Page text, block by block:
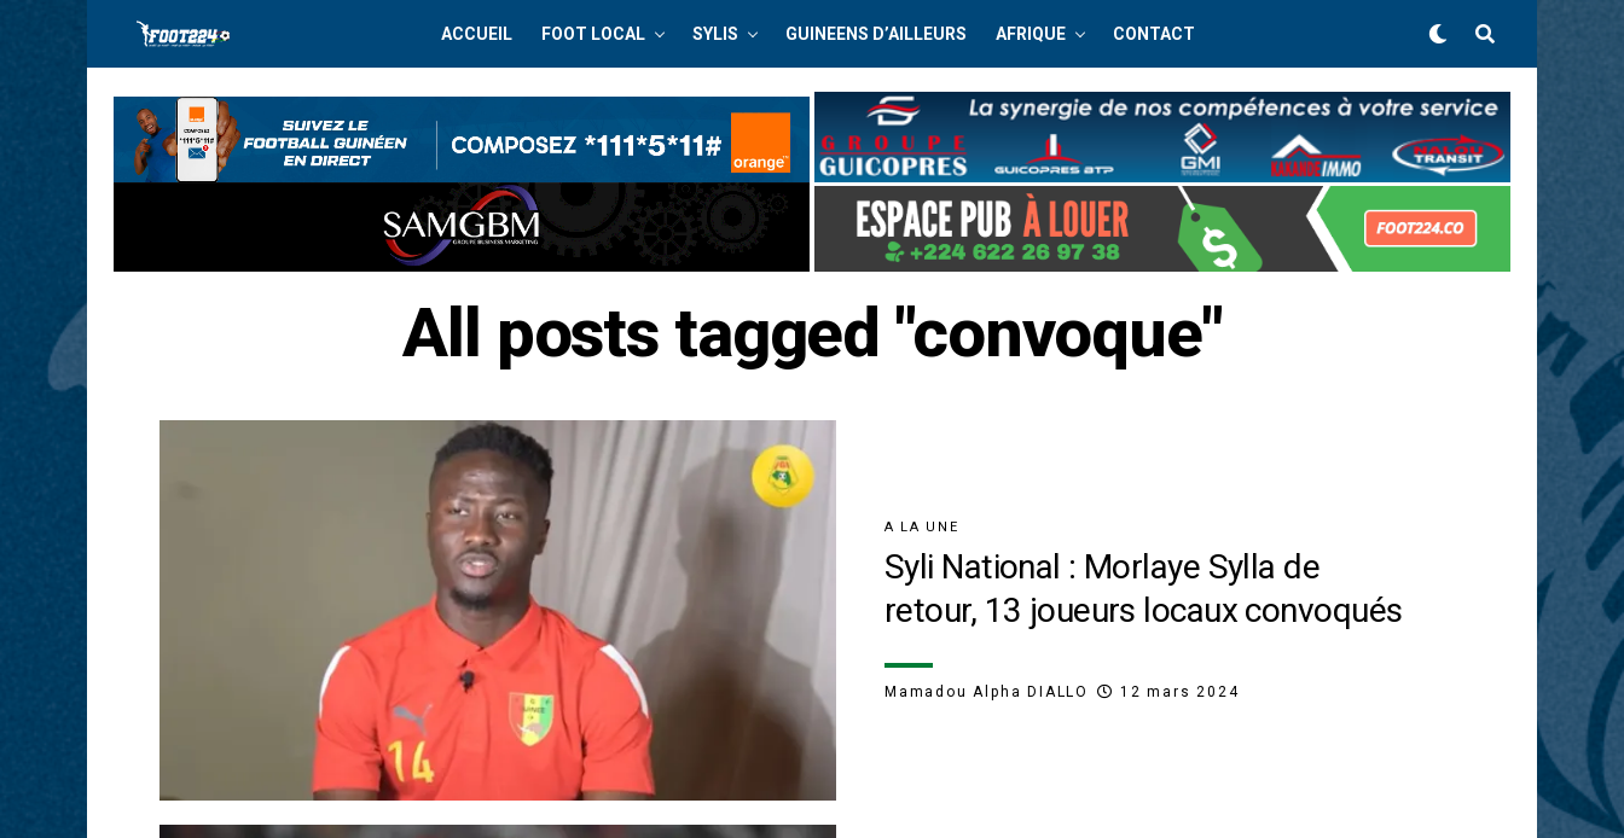
ACCUEIL FOOT LOCAL SYLIS GUINEENS D’AILLEURS AFRIQUE CONTACT
All posts tagged "convoque"
A LA UNE
Syli National : Morlaye Sylla de
retour, 13 joueurs locaux convoqués
Mamadou Alpha DIALLO 12 mars 2024